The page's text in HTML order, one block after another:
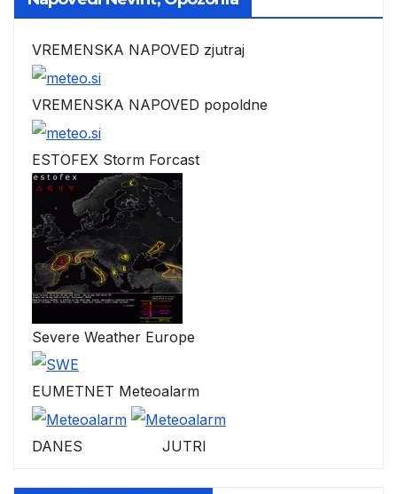
VREMENSKA NAPOVED zjutraj
VREMENSKA NAPOVED popoldne
ESTOFEX Storm Forcast
Severe Weather Europe
EUMETNET Meteoalarm
DANES JUTRI